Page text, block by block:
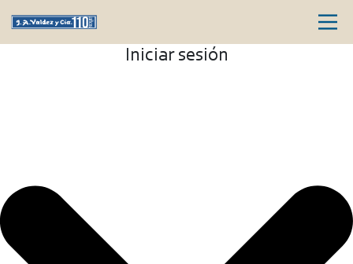
Iniciar sesión